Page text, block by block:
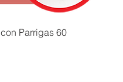
Parrigas 60